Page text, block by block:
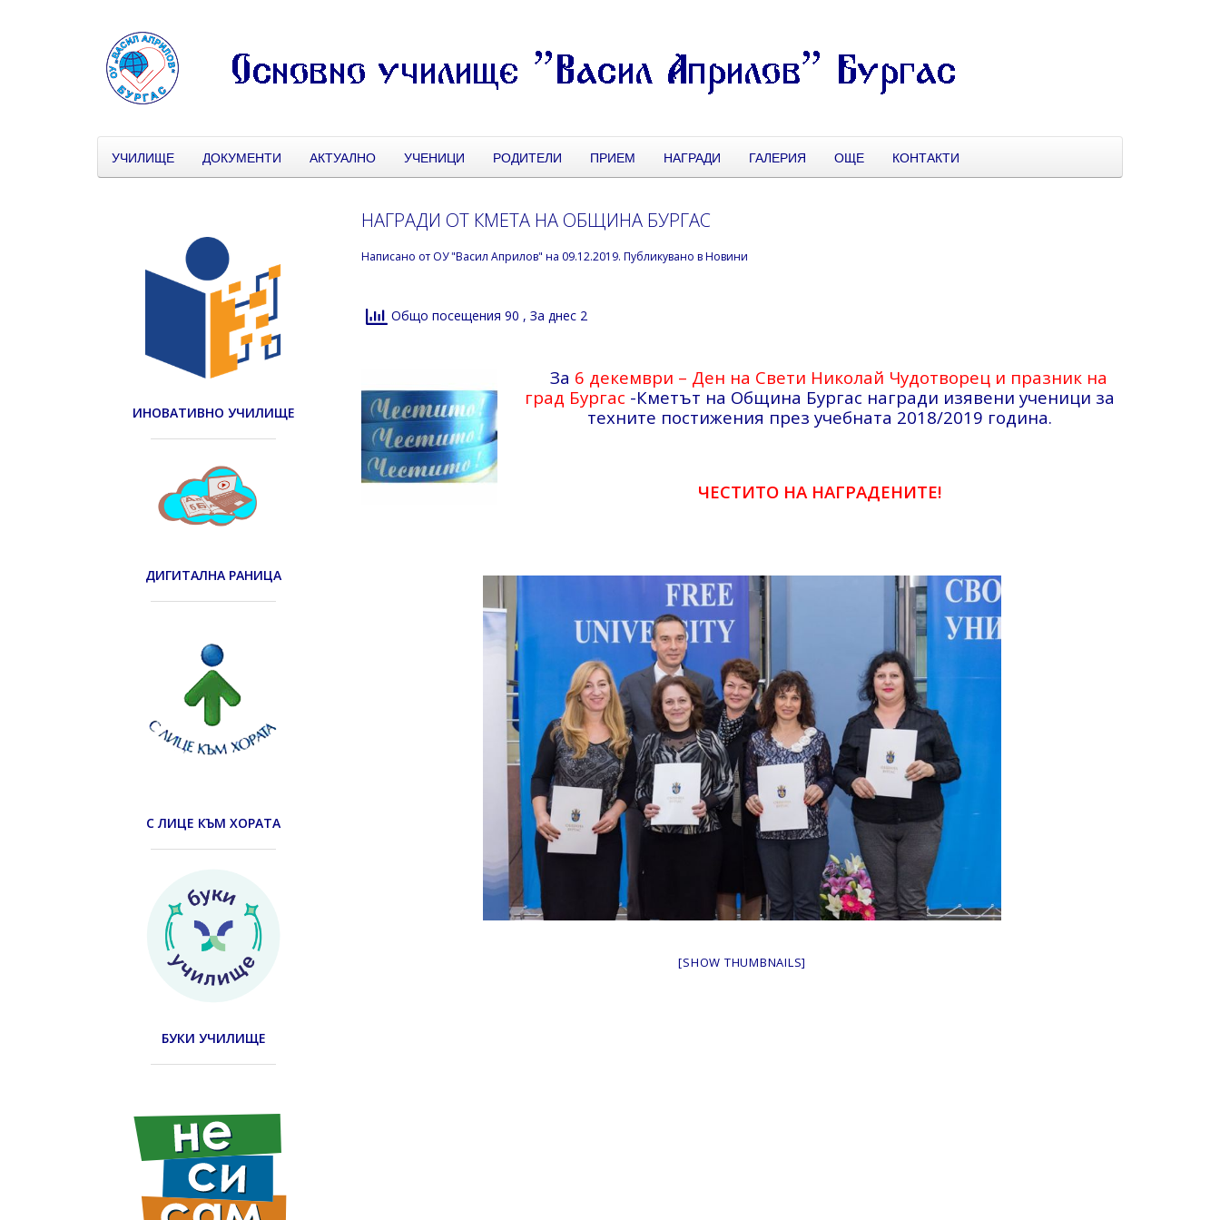
УЧИЛИЩЕ ДОКУМЕНТИ АКТУАЛНО УЧЕНИЦИ РОДИТЕЛИ ПРИЕМ НАГРАДИ ГАЛЕРИЯ ОЩЕ КОНТАКТИ
НАГРАДИ ОТ КМЕТА НА ОБЩИНА БУРГАС
Написано от ОУ "Васил Априлов" на 09.12.2019. Публикувано вНовини
Общо посещения 90 , За днес 2
За 6 декември – Ден на Свети Николай Чудотворец и празник на
град Бургас -Кметът на Община Бургас награди изявени ученици за
техните постижения през учебната 2018/2019 година.
ЧЕСТИТО НА НАГРАДЕНИТЕ!
[SHOW THUMBNAILS]
ИНОВАТИВНО УЧИЛИЩЕ
ДИГИТАЛНА РАНИЦА
С ЛИЦЕ КЪМ ХОРАТА
БУКИ УЧИЛИЩЕ